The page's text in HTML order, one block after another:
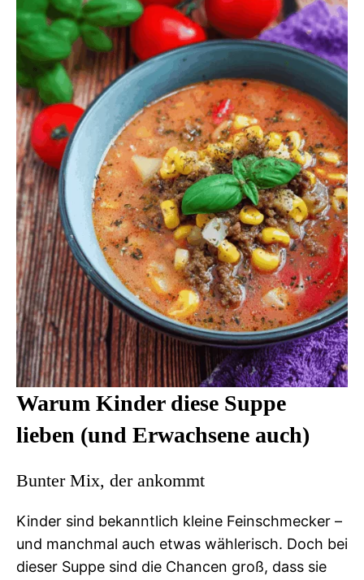
Warum Kinder diese Suppe
lieben (und Erwachsene auch)
Bunter Mix, der ankommt
Kinder sind bekanntlich kleine Feinschmecker –
und manchmal auch etwas wählerisch. Doch bei
dieser Suppe sind die Chancen groß, dass sie